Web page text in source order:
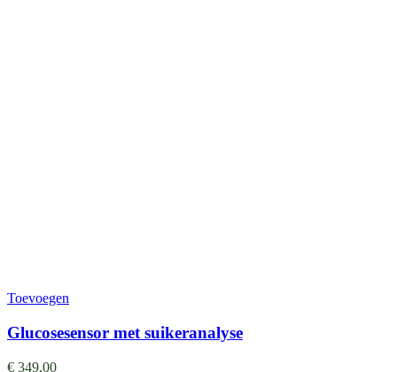
Toevoegen
Glucosesensor met suikeranalyse
€ 349,00